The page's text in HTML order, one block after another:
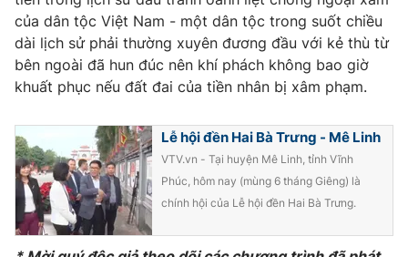
VTV Sức khoẻ Bất động sản
Thị trường 24h Tấm lòng Việt
VTV4 Vươn mình bằng AI
VTV9 VTV8
Liên hệ tòa soạn English
của dân tộc Việt Nam - một dân tộc trong suốt chiều
dài lịch sử phải thường xuyên đương đầu với kẻ thù từ
bên ngoài đã hun đúc nên khí phách không bao giờ
khuất phục nếu đất đai của tiền nhân bị xâm phạm.
Lễ hội đền Hai Bà Trưng - Mê Linh
VTV.vn - Tại huyện Mê Linh, tỉnh Vĩnh
Phúc, hôm nay (mùng 6 tháng Giêng) là
chính hội của Lễ hội đền Hai Bà Trưng.